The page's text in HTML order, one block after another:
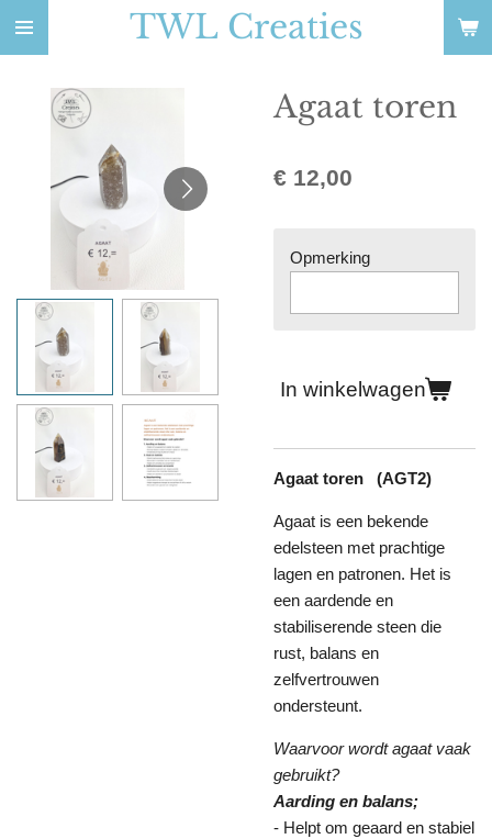
Ga
hoofdinhoud
TWL Creaties
Agaat toren
€ 12,00
Opmerking
In winkelwagen
Agaat toren (AGT2)
Agaat is een bekende
edelsteen met prachtige
lagen en patronen. Het is
een aardende en
stabiliserende steen die
rust, balans en
zelfvertrouwen
ondersteunt.
Waarvoor wordt agaat vaak
gebruikt?
Aarding en balans;
- Helpt om geaard en stabiel